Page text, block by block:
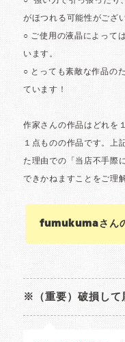
fumukumaさん
※（重要）破損して